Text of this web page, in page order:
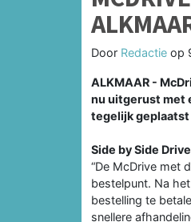
Door Redactie op
ALKMAAR -
nu uitgerust met
tegelijk
Side by Side
“De McDrive met
bestelpunt. Na
bestelling te
snellere